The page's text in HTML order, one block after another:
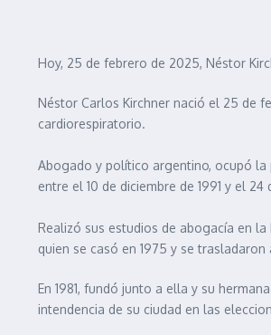
Hoy, 25 de febrero de 2025, Néstor
Néstor Carlos Kirchner nació el 25 de
cardiorespiratorio.
Abogado y político argentino, ocupó la
entre el 10 de diciembre de 1991 y el
Realizó sus estudios de abogacía en la
quien se casó en 1975 y se
En 1981, fundó junto a ella y su
intendencia de su ciudad en las